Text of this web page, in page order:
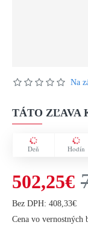
Na
TÁTO ZĽAVA
Deň Hodín
502,25€
Bez DPH: 408,33€
Cena vo vernostných